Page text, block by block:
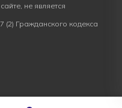
не является
(2) Гражданского кодекса